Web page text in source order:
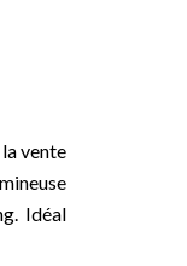
vente
Idéal